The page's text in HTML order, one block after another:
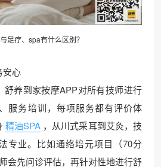
足疗、spa有什么区别？
安心
舒养到家按摩APP对所有技师进行
服务培训，每项服务都有评价体
精油SPA ，从川式采耳到艾灸，技
专业。比如通络培元项目（70分
会先问诊评估，再针对性地进行舒